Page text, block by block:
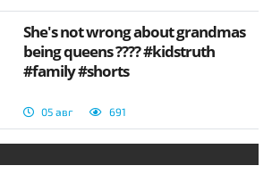
She's not wrong about grandmas
being queens ???? #kidstruth
#family #shorts
05 авг 691